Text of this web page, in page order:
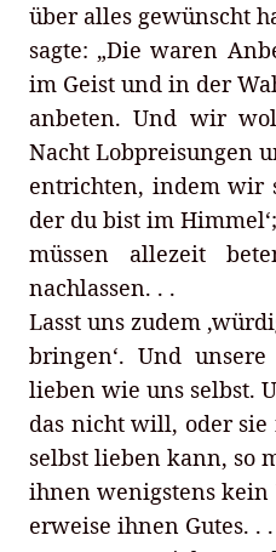
über alles gewünscht
sagte: „Die waren
im Geist und in der
anbeten. Und wir
Nacht Lobpreisungen
entrichten, indem wir
der du bist im
müssen allezeit
nachlassen. . .
Lasst uns zudem
bringen‘. Und
lieben wie uns selbst.
das nicht will, oder sie
selbst lieben kann, so
ihnen wenigstens kein
erweise ihnen Gutes. . .